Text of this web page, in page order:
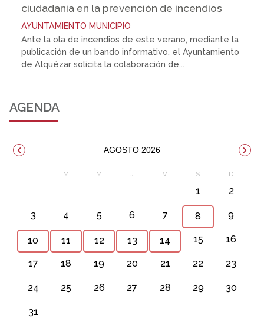
ciudadania en la prevención de incendios
AYUNTAMIENTO MUNICIPIO
Ante la ola de incendios de este verano, mediante la
publicación de un bando informativo, el Ayuntamiento
de Alquézar solicita la colaboración de...
AGENDA
AGOSTO 2026
1 2
3 4 5 6 7 8 9
10 11 12 13 14 15 16
17 18 19 20 21 22 23
24 25 26 27 28 29 30
31